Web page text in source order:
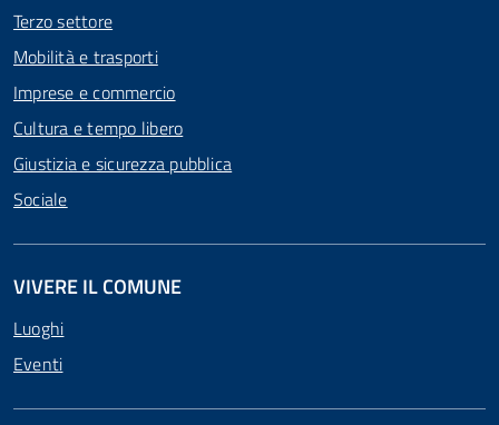
Terzo settore
Mobilità e trasporti
Imprese e commercio
Cultura e tempo libero
Giustizia e sicurezza pubblica
Sociale
VIVERE IL COMUNE
Luoghi
Eventi